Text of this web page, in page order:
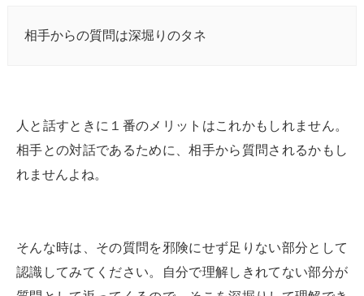
相手からの質問は深堀りのタネ
人と話すときに１番のメリットはこれかもしれません。
相手との対話であるために、相手から質問されるかもし
れませんよね。
そんな時は、その質問を邪険にせず足りない部分として
認識してみてください。自分で理解しきれてない部分が